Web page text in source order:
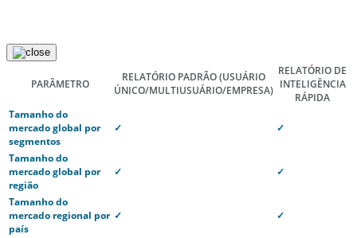
PARÂMETRO
RELATÓRIO PADRÃO(USUÁRIO
ÚNICO/MULTIUSUÁRIO/EMPRESA)
RELATÓRIO DE
INTELIGÊNCIA
RÁPIDA
Tamanho do
mercado global por
segmentos
✓ ✓
Tamanho do
mercado global por
região
✓ ✓
Tamanho do
mercado regional por
país
✓ ✓